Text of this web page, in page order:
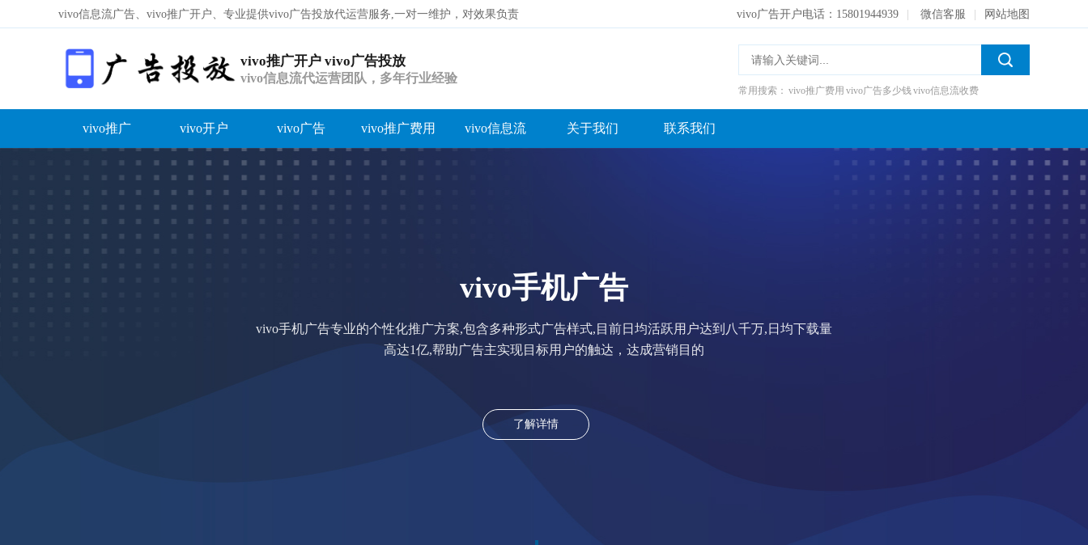
vivo信息流广告、vivo推广开户、专业提供vivo广告投放代运营服务,一对一维护，对效果负责 vivo广告开户电话：15801944939 微信客服 网站地图
vivo推广开户 vivo广告投放
vivo信息流代运营团队，多年行业经验
常用搜索： vivo推广费用 vivo广告多少钱vivo信息流收费
vivo推广 vivo开户 vivo广告 vivo推广费用 vivo信息流 关于我们 联系我们
vivo手机广告
vivo手机广告专业的个性化推广方案,包含多种形式广告样式,目前日均活跃用户达到八千万,日均下载量
高达1亿,帮助广告主实现目标用户的触达，达成营销目的
了解详情
）